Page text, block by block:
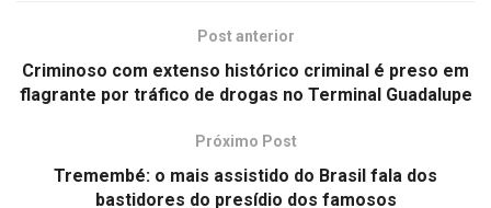
Post anterior
Criminoso com extenso histórico criminal é preso em
flagrante por tráfico de drogas no Terminal Guadalupe
Próximo Post
Tremembé: o mais assistido do Brasil fala dos
bastidores do presídio dos famosos